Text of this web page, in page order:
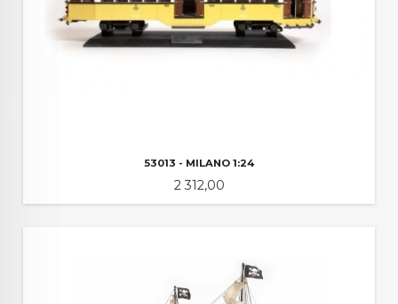
53013 - MILANO 1:24
Pris
2 312,00